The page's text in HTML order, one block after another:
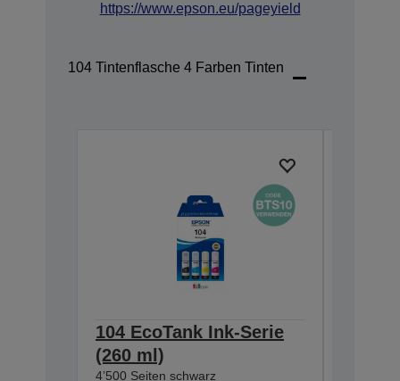
https://www.epson.eu/pageyield
104 Tintenflasche 4 Farben Tinten
104 EcoTank Ink-Serie
(260 ml)
4’500 Seiten schwarz